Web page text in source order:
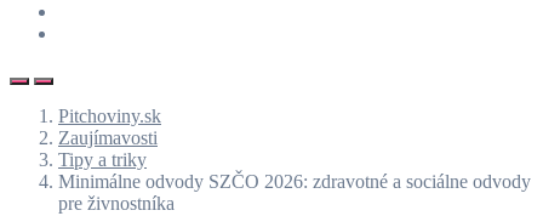
Pitchoviny.sk
Zaujímavosti
Tipy a triky
Minimálne odvody SZČO 2026: zdravotné a sociálne odvody
pre živnostníka